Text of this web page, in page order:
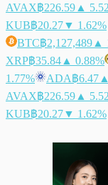
AVAX฿226.59 ▲
KUB฿20.27▼ 1.62%
BTC฿2,127,489 ▲
XRP฿35.84 ▲ 0.88%
1.77%
ADA฿6.47
AVAX฿226.59 ▲
KUB฿20.27▼ 1.62%